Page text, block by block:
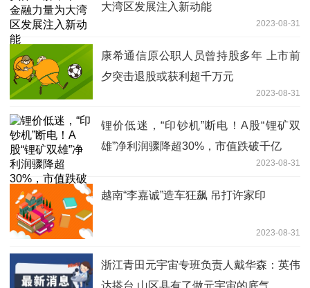
大湾区发展注入新动能
2023-08-31
康希通信原公职人员曾持股多年 上市前
夕突击退股或获利超千万元
2023-08-31
锂价低迷，“印钞机”断电！A股“锂矿双
雄”净利润骤降超30%，市值跌破千亿
2023-08-31
越南“李嘉诚”造车狂飙 吊打许家印
2023-08-31
浙江青田元宇宙专班负责人戴华森：英伟